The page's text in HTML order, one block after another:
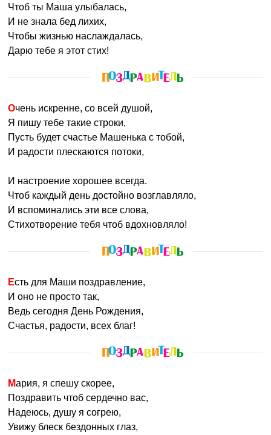
Чтоб ты Маша улыбалась,
И не знала бед лихих,
Чтобы жизнью наслаждалась,
Дарю тебе я этот стих!
Очень искренне, со всей душой,
Я пишу тебе такие строки,
Пусть будет счастье Машенька с тобой,
И радости плескаются потоки,
И настроение хорошее всегда.
Чтоб каждый день достойно возглавляло,
И вспоминались эти все слова,
Стихотворение тебя чтоб вдохновляло!
Есть для Маши поздравление,
И оно не просто так,
Ведь сегодня День Рождения,
Счастья, радости, всех благ!
Мария, я спешу скорее,
Поздравить чтоб сердечно вас,
Надеюсь, душу я согрею,
Увижу блеск бездонных глаз,